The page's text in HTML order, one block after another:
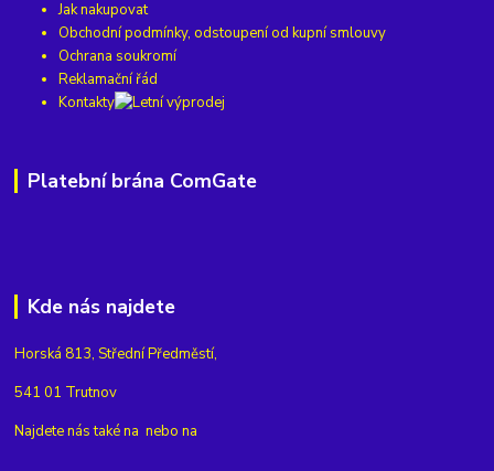
Jak nakupovat
Obchodní podmínky, odstoupení od kupní smlouvy
Ochrana soukromí
Reklamační řád
Kontakty
Platební brána ComGate
Kde nás najdete
Horská 813, Střední Předměstí,
541 01 Trutnov
Najdete nás také na nebo na